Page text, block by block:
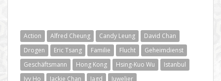
Action Alfred Cheung Candy Leung
David Chan
Drogen
Eric Tsang Familie Flucht
Geheimdienst
Geschäftsmann
Hong Kong Hsing-Kuo Wu
Istanbul
Ivy Ho
Jackie Chan Jagd
Juwelier